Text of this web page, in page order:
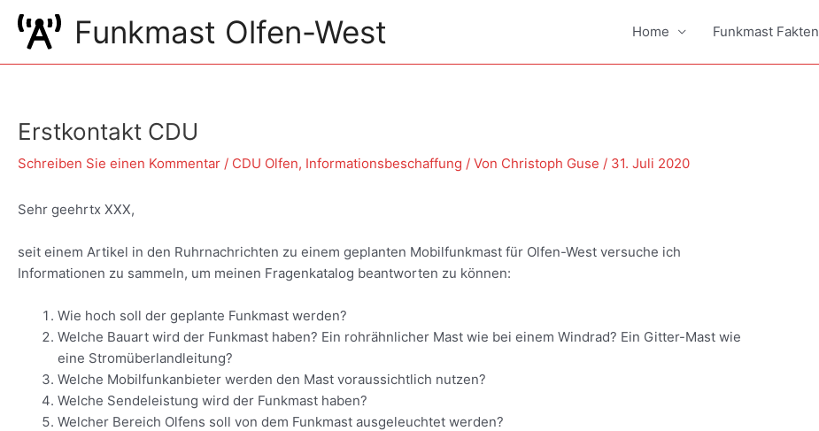
Inhalt
springen
Funkmast Olfen-West Home Funkmast Fakten
Erstkontakt CDU
Schreiben Sie einen Kommentar / CDU Olfen, Informationsbeschaffung / Von Christoph Guse / 31. Juli 2020
Sehr geehrtx XXX,
seit einem Artikel in den Ruhrnachrichten zu einem geplanten Mobilfunkmast für Olfen-West versuche ich
Informationen zu sammeln, um meinen Fragenkatalog beantworten zu können:
Wie hoch soll der geplante Funkmast werden?
Welche Bauart wird der Funkmast haben? Ein rohrähnlicher Mast wie bei einem Windrad? Ein Gitter-Mast wie
eine Stromüberlandleitung?
Welche Mobilfunkanbieter werden den Mast voraussichtlich nutzen?
Welche Sendeleistung wird der Funkmast haben?
Welcher Bereich Olfens soll von dem Funkmast ausgeleuchtet werden?